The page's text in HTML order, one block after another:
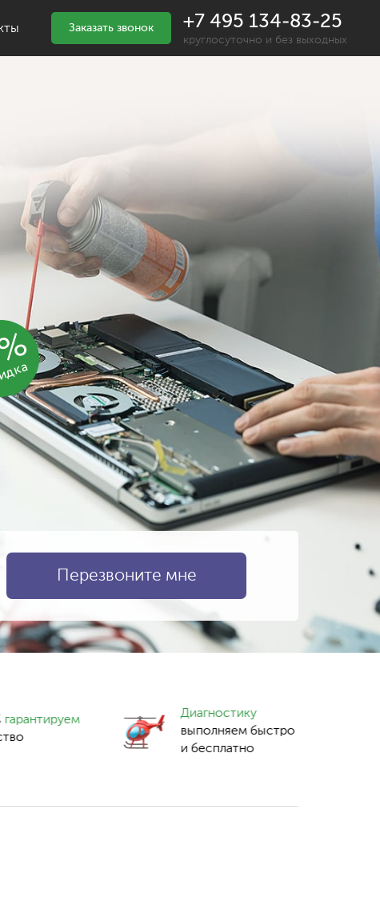
Заказать звонок +7 495 134-83-25
круглосуточно и без выходных
гарантируем
Диагностику
выполняем быстро
и бесплатно